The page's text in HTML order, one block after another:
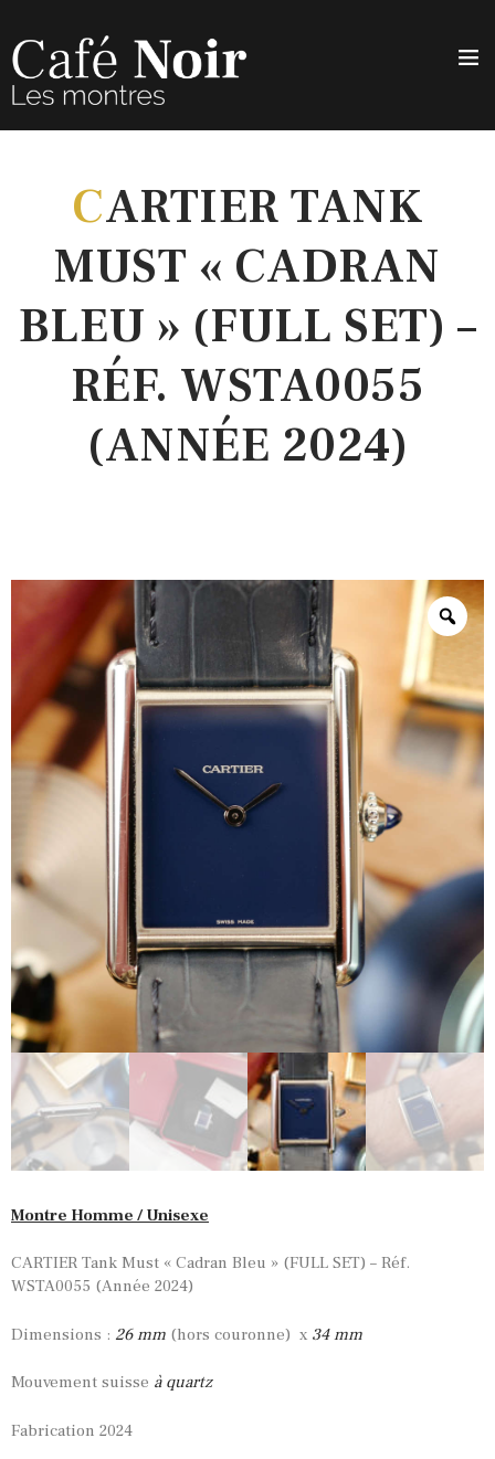
CARTIER TANK
MUST « CADRAN
BLEU » (FULL SET) –
RÉF. WSTA0055
(ANNÉE 2024)
Montre Homme / Unisexe
CARTIER Tank Must « Cadran Bleu » (FULL SET) – Réf.
WSTA0055 (Année 2024)
Dimensions : 26 mm (hors couronne) x 34 mm
Mouvement suisse à quartz
Fabrication 2024